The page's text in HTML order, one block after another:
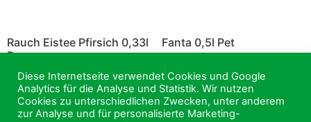
Rauch Eistee Pfirsich 0,33l
Dose
2,50 inkl. MwSt.
Auswählen
Fanta 0,5l Pet
Auswählen
Diese Internetseite verwendet Cookies und Google
Analytics für die Analyse und Statistik. Wir nutzen
Cookies zu unterschiedlichen Zwecken, unter anderem
zur Analyse und für personalisierte Marketing-